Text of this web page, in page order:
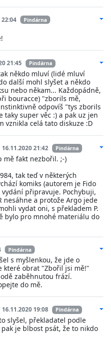
22:04 Pindárna
21:45 Pindárna
někdo mluví (lidé mluví
další mohl slyšet a někdo
nebo někam... Každopádně,
bouracce) "zborils mě,
odpovíš "tys zborils
taky super věc :) a pak uz jen
vznikla celá tato diskuze :D
16.11.2020 21:42 Pindárna
mě fakt nezbořil. ;-)
tak teď v některých
komiks (autorem je Fido
vydání připravuje. Pochybuji,
nesáhne a protože Argo jede
vydat oni, s překladem P.
bylo pro mnohé materiálu do
Pindárna
s myšlenkou, že jde o
které obrat "Zbořil jsi mě!"
zaběhnutou frází.
do mě.
16.11.2020 19:08 Pindárna
slyšel, překladatel podle
je blbost psát, že to nikdo